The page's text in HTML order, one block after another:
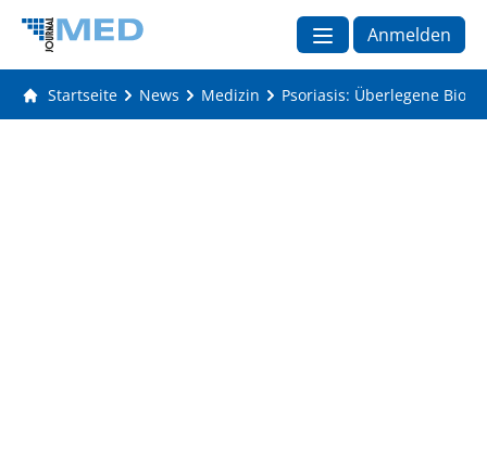
Anmelden
Startseite News Medizin Psoriasis: Überlegene